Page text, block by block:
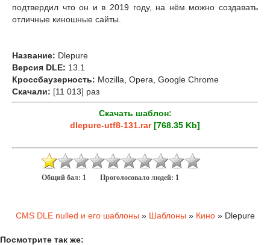
подтвердил что он и в 2019 году, на нём можно создавать
отличные киношные сайты.
Название: Dlepure
Версия DLE: 13.1
Кроссбаузерность: Mozilla, Opera, Google Chrome
Скачали: [11 013] раз
Скачать шаблон:
dlepure-utf8-131.rar[768.35 Kb]
Общий бал: 1 Проголосовало людей: 1
CMS DLE nulled и его шаблоны » Шаблоны » Кино» Dlepure
Посмотрите так же: